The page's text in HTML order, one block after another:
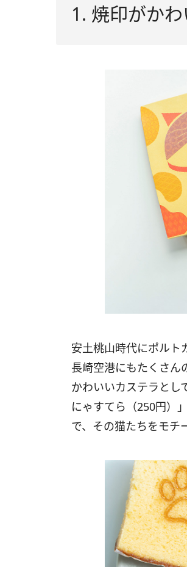
1. 焼印がか
安土桃山時代にポルト
長崎空港にもたくさん
かわいいカステラとし
にゃすてら（250円）」
で、 その猫たちをモチ